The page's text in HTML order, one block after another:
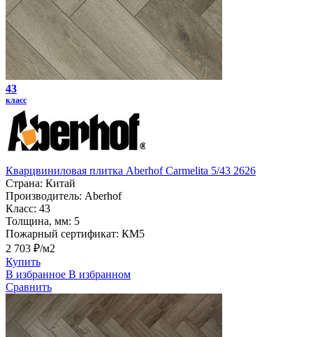
43
класс
Кварцвиниловая плитка Aberhof Carmelita 5/43 2626
Страна: Китай
Производитель: Aberhof
Класс: 43
Толщина, мм: 5
Пожарный сертификат: КМ5
2 703 ₽/м2
Купить
В избранное В избранном
Сравнить